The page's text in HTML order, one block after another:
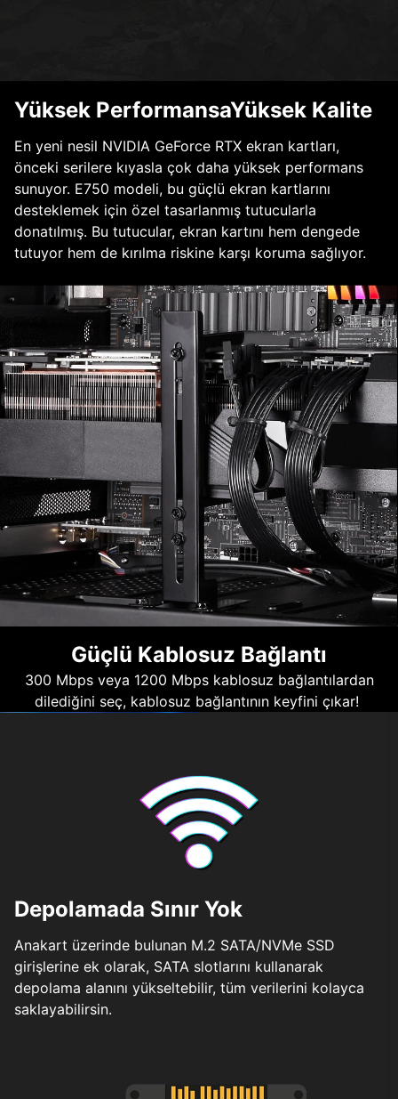
Yüksek PerformansaYüksek Kalite
En yeni nesil NVIDIA GeForce RTX ekran kartları,
önceki serilere kıyasla çok daha yüksek performans
sunuyor. E750 modeli, bu güçlü ekran kartlarını
desteklemek için özel tasarlanmış tutucularla
donatılmış. Bu tutucular, ekran kartını hem dengede
tutuyor hem de kırılma riskine karşı koruma sağlıyor.
Güçlü Kablosuz Bağlantı
300 Mbps veya 1200 Mbps kablosuz bağlantılardan
dilediğini seç, kablosuz bağlantının keyfini çıkar!
Depolamada Sınır Yok
Anakart üzerinde bulunan M.2 SATA/NVMe SSD
girişlerine ek olarak, SATA slotlarını kullanarak
depolama alanını yükseltebilir, tüm verilerini kolayca
saklayabilirsin.